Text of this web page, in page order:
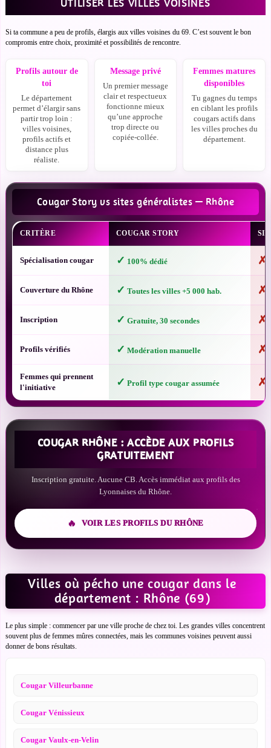
UTILISER LES VILLES VOISINES
Si ta commune a peu de profils, élargis aux villes voisines du 69. C’est souvent le bon
compromis entre choix, proximité et possibilités de rencontre.
Profils autour de
toi
Le département
permet d’élargir sans
partir trop loin :
villes voisines,
profils actifs et
distance plus
réaliste.
Message privé
Un premier message
clair et respectueux
fonctionne mieux
qu’une approche
trop directe ou
copiée-collée.
Femmes matures
disponibles
Tu gagnes du temps
en ciblant les profils
cougars actifs dans
les villes proches du
département.
Cougar Story vs sites généralistes — Rhône
CRITÈRE COUGAR STORY
Spécialisation cougar ✓ 100% dédié ✗
Couverture du Rhône ✓ Toutes les villes +5 000 hab. ✗
Inscription ✓ Gratuite, 30 secondes ✗
Profils vérifiés ✓ Modération manuelle ✗
Femmes qui prennent
l'initiative
✓ Profil type cougar assumée ✗
COUGAR RHÔNE : ACCÈDE AUX PROFILS
GRATUITEMENT
Inscription gratuite. Aucune CB. Accès immédiat aux profils des
Lyonnaises du Rhône.
VOIR LES PROFILS DU RHÔNE
Villes où pécho une cougar dans le
département : Rhône (69)
Le plus simple : commencer par une ville proche de chez toi. Les grandes villes concentrent
souvent plus de femmes mûres connectées, mais les communes voisines peuvent aussi
donner de bons résultats.
Cougar Villeurbanne
Cougar Vénissieux
Cougar Vaulx-en-Velin